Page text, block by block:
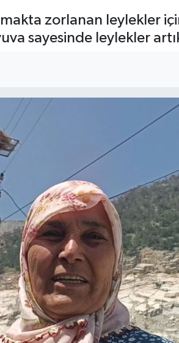
zorlanan leylekler
sayesinde leylekler